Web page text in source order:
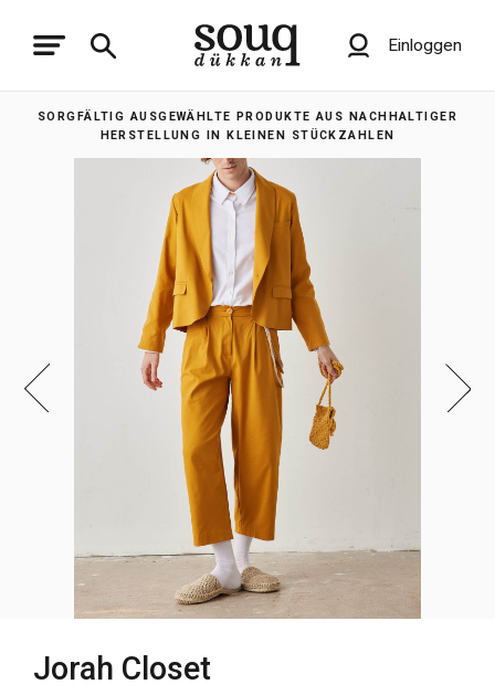
Einloggen
SORGFÄLTIG AUSGEWÄHLTE PRODUKTE AUS NACHHALTIGER
HERSTELLUNG IN KLEINEN STÜCKZAHLEN
Jorah Closet